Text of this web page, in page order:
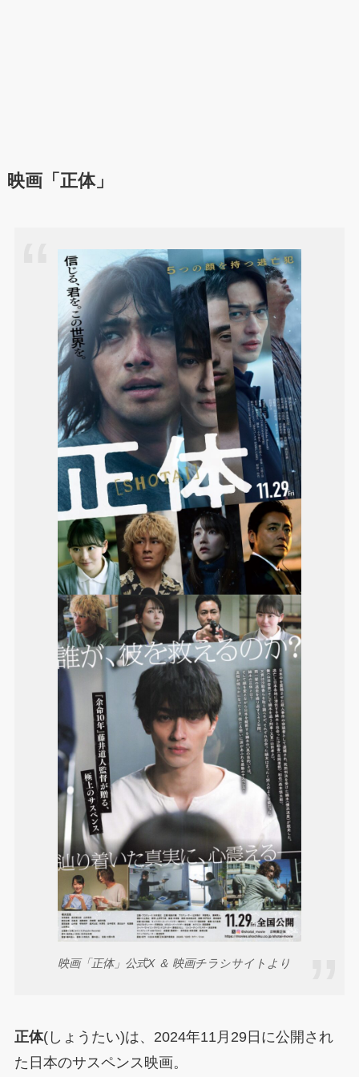
映画「正体」
映画「正体」公式X ＆ 映画チラシサイトより
正体(しょうたい)は、2024年11月29日に公開され
た日本のサスペンス映画。